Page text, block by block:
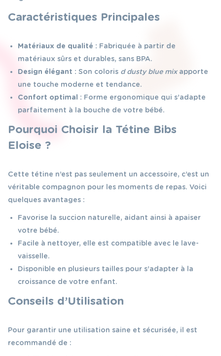
Caractéristiques Principales
Matériaux de qualité : Fabriquée à partir de
matériaux sûrs et durables, sans BPA.
Design élégant : Son coloris d dusty blue mixapporte
une touche moderne et tendance.
Confort optimal : Forme ergonomique qui s’adapte
parfaitement à la bouche de votre bébé.
Pourquoi Choisir la Tétine Bibs
Eloise ?
Cette tétine n’est pas seulement un accessoire, c’est un
véritable compagnon pour les moments de repas. Voici
quelques avantages :
Favorise la succion naturelle, aidant ainsi à apaiser
votre bébé.
Facile à nettoyer, elle est compatible avec le lave-
vaisselle.
Disponible en plusieurs tailles pour s’adapter à la
croissance de votre enfant.
Conseils d’Utilisation
Pour garantir une utilisation saine et sécurisée, il est
recommandé de :